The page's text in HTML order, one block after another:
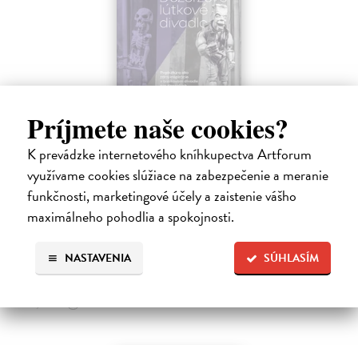
Príjmete naše cookies?
K prevádzke internetového kníhkupectva Artforum
využívame cookies slúžiace na zabezpečenie a meranie
funkčnosti, marketingové účely a zaistenie vášho
maximálneho pohodlia a spokojnosti.
SÚHLASÍM
NASTAVENIA
Dezorzovo lútkové divadlo
Dezorz Gejza| Kniha
Kniha o Dezorzovom lútkovom divadle mapuje viac ako dve
desaťročia existencie jedného z najvýraznejších slovenských
nezávislých bábkových súborov. Obsahuje fotografie, spomienky,
výtvarné návrhy, texty…
17,75 €